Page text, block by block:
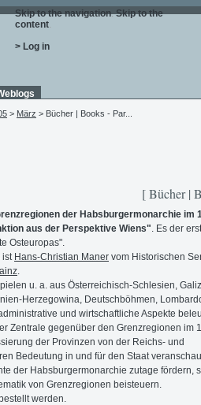
Skip to the navigation. Skip to the
content.
> Log in
> März > Bücher | Books - Par...
[ Bücher |
der Habsburgermonarchie im
aus der Perspektive Wiens" . Es der
Osteuropas".
ist Hans-Christian Maner vom Historischen
u. a. aus Österreichisch-Schlesien,
Herzegowina, Deutschböhmen,
und wirtschaftliche Aspekte
Zentrale gegenüber den Grenzregionen im
der Provinzen von der Reichs- und
Bedeutung in und für den Staat
der Habsburgermonarchie zutage fördern,
von Grenzregionen beisteuern.
werden.